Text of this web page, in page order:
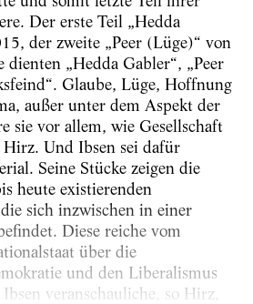
Der erste Teil „Hedda
der zweite „Peer (Lüge)“ von
„Hedda Gabler“, „Peer
Glaube, Lüge, Hoffnung
außer unter dem Aspekt der
sie vor allem, wie Gesellschaft
Und Ibsen sei dafür
Seine Stücke zeigen die
heute existierenden
sich inzwischen in einer
Diese reiche vom
über die
und den Liberalismus
veranschauliche, so Hirz,